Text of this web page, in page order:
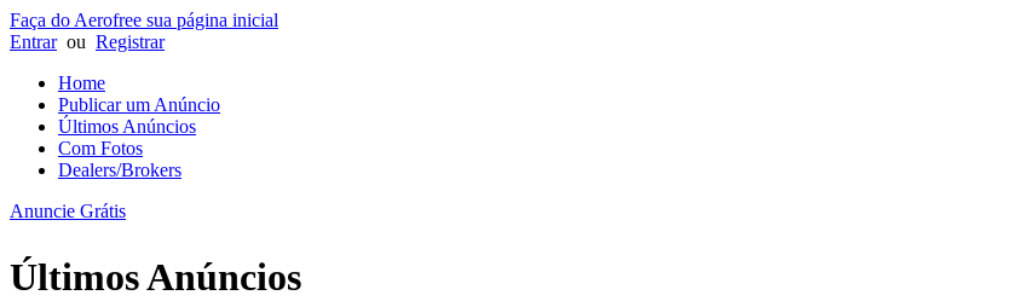
Faça do Aerofree sua página inicial
Entrarou Registrar
Home
Publicar um Anúncio
Últimos Anúncios
Com Fotos
Dealers/Brokers
Anuncie Grátis
Últimos Anúncios